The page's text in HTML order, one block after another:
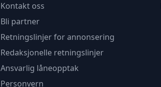
Kontakt oss
Bli partner
Retningslinjer for annonsering
Redaksjonelle retningslinjer
Ansvarlig låneopptak
Personvern